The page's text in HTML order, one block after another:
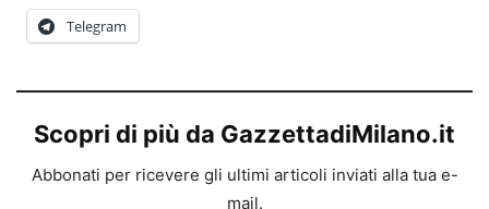
Telegram
Scopri di più da GazzettadiMilano.it
Abbonati per ricevere gli ultimi articoli inviati alla tua e-
mail.